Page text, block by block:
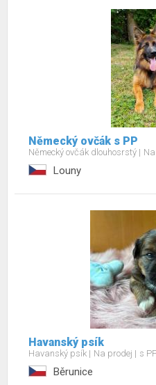
Německý ovčák s PP
Německý ovčák dlouhosrstý
Louny
Havanský psík
Havanský psík Na prodej s
Běrunice